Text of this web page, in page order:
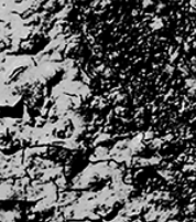
AI-träningsdata